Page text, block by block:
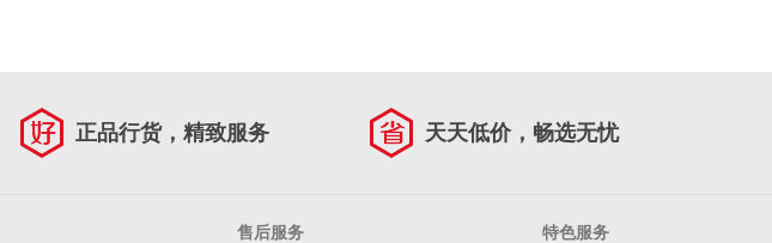
正品行货，精致服务 天天低价，畅选无忧
售后服务 特色服务